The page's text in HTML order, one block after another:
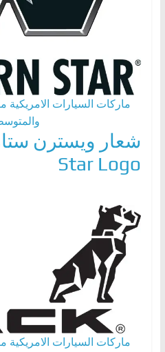
ماركات السيارات الامريكية
Star Logo
ماركات السيارات الامريكية